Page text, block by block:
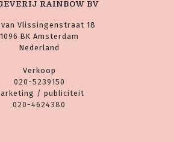
RAINBOW BV
van Vlissingenstraat 18
1096 BK Amsterdam
Nederland
Verkoop
020-5239150
/ publiciteit
020-4624380